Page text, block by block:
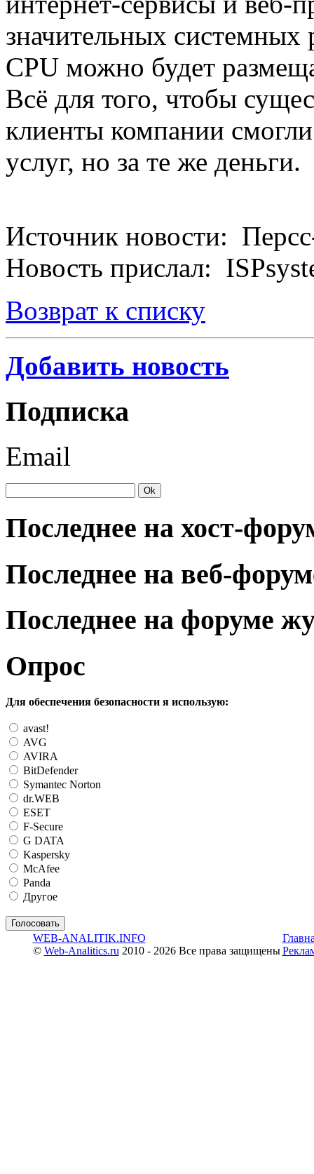
значительных системных
CPU можно будет
Всё для того, чтобы
клиенты компании
услуг, но за те же деньги.
Источник новости:
Новость прислал:
Возврат к списку
Добавить новость
Подписка
Email
Последнее на хост-
Последнее на веб-
Последнее на форуме
Опрос
Для обеспечения безопасности я использую:
avast!
AVG
AVIRA
BitDefender
Symantec Norton
dr.WEB
ESET
F-Secure
G DATA
Kaspersky
McAfee
Panda
Другое
WEB-ANALITIK.INFO
© Web-Analitics.ru 2010 - 2026 Все права защищены